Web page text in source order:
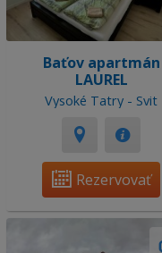
Baťov apartmán
LAUREL
Vysoké Tatry - Svit
Rezervovať